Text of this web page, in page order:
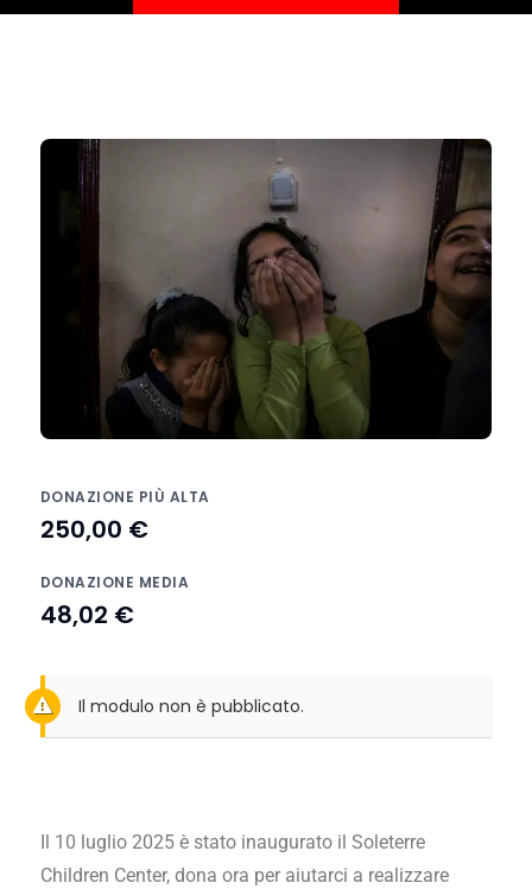
DONAZIONE PIÙ ALTA
250,00 €
DONAZIONE MEDIA
48,02 €
Il modulo non è pubblicato.
Il 10 luglio 2025 è stato inaugurato il Soleterre
Children Center, dona ora per aiutarci a realizzare